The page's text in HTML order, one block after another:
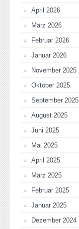
April 2026
März 2026
Februar 2026
Januar 2026
November 2025
Oktober 2025
September 2025
August 2025
Juni 2025
Mai 2025
April 2025
März 2025
Februar 2025
Januar 2025
Dezember 2024